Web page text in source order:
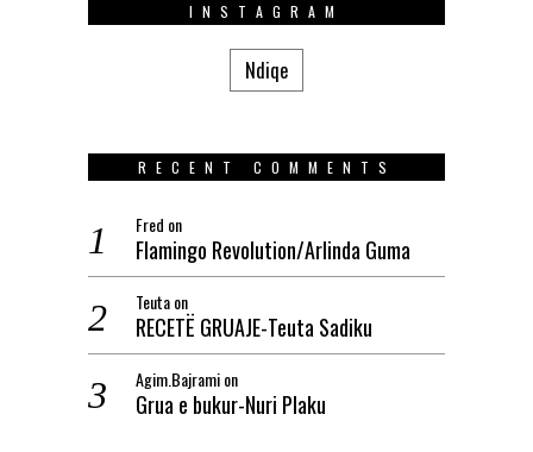
INSTAGRAM
Ndiqe
RECENT COMMENTS
Fred on
Flamingo Revolution/Arlinda Guma
Teutaon
RECETË GRUAJE-Teuta Sadiku
Agim.Bajramion
Grua e bukur-Nuri Plaku